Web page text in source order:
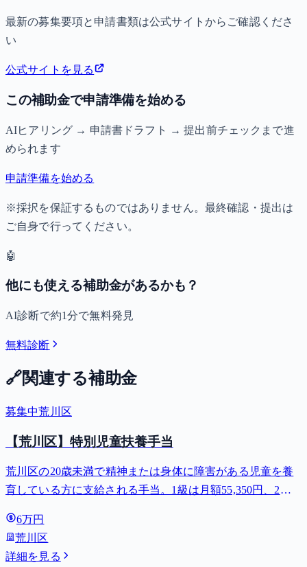
最新の募集要項と申請書類は公式サイトからご確認くださ
い
公式サイトを見る
この補助金で申請準備を始める
AIヒアリング → 申請書ドラフト → 提出前チェックまで進
められます
申請準備を始める
※採択を保証するものではありません。最終確認・提出は
ご自身で行ってください。
🤖
他にも使える補助金があるかも？
AI診断で約1分で無料発見
無料診断
🔗関連する補助金
募集中荒川区
【荒川区】特別児童扶養手当
荒川区の20歳未満で精神または身体に障害がある児童を養
育している方に支給される手当。1級は月額55,350円、2級
6万円
荒川区
詳細を見る